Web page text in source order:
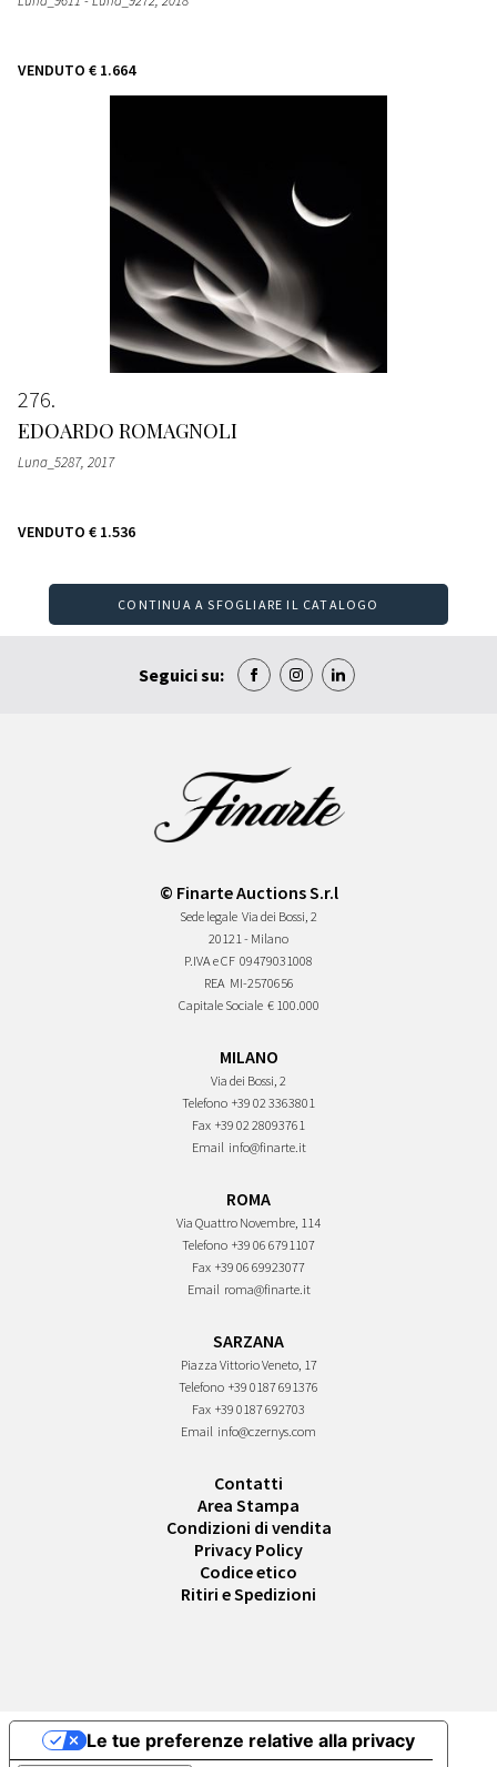
VENDUTO € 1.664
276
EDOARDO ROMAGNOLI
Luna_5287, 2017
VENDUTO € 1.536
CONTINUA A SFOGLIARE IL CATALOGO
Seguici su:
© Finarte Auctions S.r.l
Sede legale Via dei Bossi, 2
20121 - Milano
P.IVA e CF 09479031008
REA MI-2570656
Capitale Sociale € 100.000
MILANO
Via dei Bossi, 2
Telefono +39 02 3363801
Fax +39 02 28093761
Email info@finarte.it
ROMA
Via Quattro Novembre, 114
Telefono +39 06 6791107
Fax +39 06 69923077
Email roma@finarte.it
SARZANA
Piazza Vittorio Veneto, 17
Telefono +39 0187 691376
Fax +39 0187 692703
Email info@czernys.com
Contatti
Area Stampa
Condizioni di vendita
Privacy Policy
Codice etico
Ritiri e Spedizioni
Le tue preferenze relative alla privacy